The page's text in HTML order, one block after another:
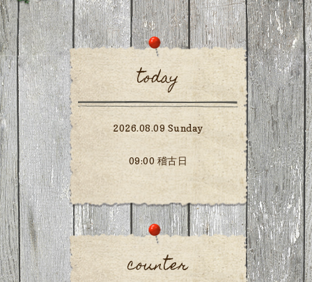
today
2026.08.09 Sunday
09:00 稽古日
counter